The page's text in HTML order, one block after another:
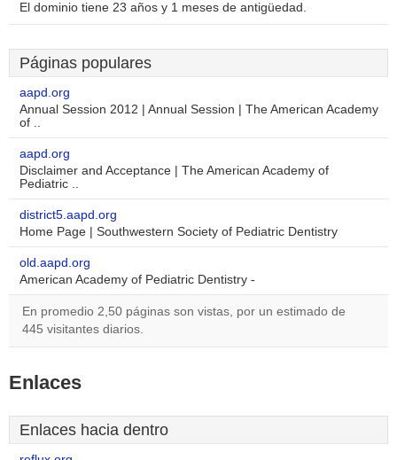
El dominio tiene 23 años y 1 meses de antigüedad.
Páginas populares
aapd.org
Annual Session 2012 | Annual Session | The American Academy
of ..
aapd.org
Disclaimer and Acceptance | The American Academy of
Pediatric ..
district5.aapd.org
Home Page | Southwestern Society of Pediatric Dentistry
old.aapd.org
American Academy of Pediatric Dentistry -
En promedio 2,50 páginas son vistas, por un estimado de
445 visitantes diarios.
Enlaces
Enlaces hacia dentro